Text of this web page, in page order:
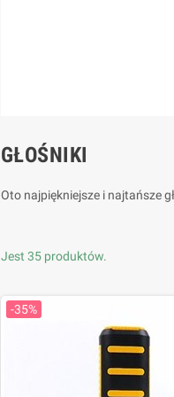
GŁOŚNIKI
Oto najpiękniejsze i najtańsze
Jest 35 produktów.
-35%